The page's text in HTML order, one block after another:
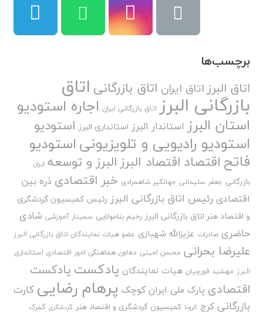
برچسب‌ها
اتاق البرزاتاق ایران اتاق بازرگانی اتاق
بازرگانی البرز اتاق بازرگانی ایران اجاره استودیو
استان البرز استاندار البرز استانداری البرز استودیو
استودیو رادیویی و تلویزیونیاستودیو
فاتح اقتصاد اقتصاد البرزالبرز و توسعه ایران
بازرگانی جعفر سلیمانی جهانگیر شاهمرادی خبر اقتصادی ذره بین
اقتصادی رئیس اتاق بازرگانی البرز رئیس کمیسیون گردشگری
و اقتصاد هنر اتاق بازرگانی البرز رحیم بنامولایی سمینار آموزشی شادی
حاضری صادرات عزیزالله شهبازی عضو هیات نمایندگان اتاق بازرگانی البرز
علیرضا بحرانی محسن امینی معاون هماهنگی امور اقتصادی استانداری
البرز مهشید قورچیان هیات نمایندگان پادکست پادکست
اقتصادی پارک ملی ایران کوچک پرهام رضایی کارت
بازرگانی کرج کرونا کمیسیون گردشگری و اقتصاد هنر گردشگری گمرک